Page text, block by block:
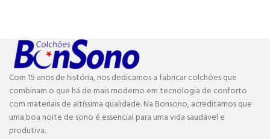
Com 15 anos de história, nos dedicamos a fabricar colchões que
combinam o que há de mais moderno em tecnologia de conforto
com materiais de altíssima qualidade. Na Bonsono, acreditamos que
uma boa noite de sono é essencial para uma vida saudável e
produtiva.